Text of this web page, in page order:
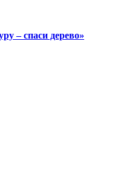
– спаси дерево»